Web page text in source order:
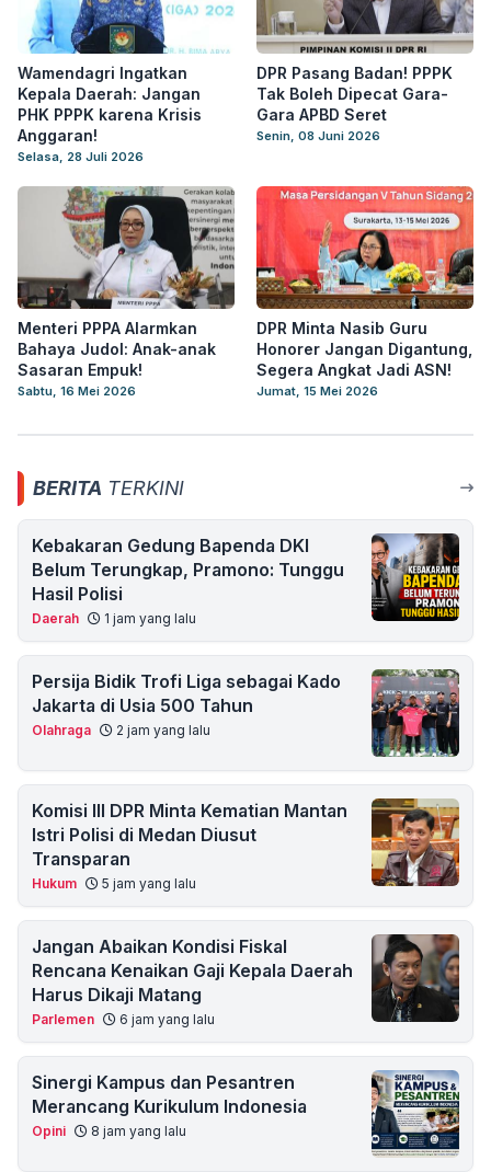
Wamendagri Ingatkan
Kepala Daerah: Jangan
PHK PPPK karena Krisis
Anggaran!
Selasa, 28 Juli 2026
DPR Pasang Badan! PPPK
Tak Boleh Dipecat Gara-
Gara APBD Seret
Senin, 08 Juni 2026
Menteri PPPA Alarmkan
Bahaya Judol: Anak-anak
Sasaran Empuk!
Sabtu, 16 Mei 2026
DPR Minta Nasib Guru
Honorer Jangan Digantung,
Segera Angkat Jadi ASN!
Jumat, 15 Mei 2026
BERITA TERKINI
Kebakaran Gedung Bapenda DKI
Belum Terungkap, Pramono: Tunggu
Hasil Polisi
Daerah 1 jam yang lalu
Persija Bidik Trofi Liga sebagai Kado
Jakarta di Usia 500 Tahun
Olahraga 2 jam yang lalu
Komisi III DPR Minta Kematian Mantan
Istri Polisi di Medan Diusut
Transparan
Hukum 5 jam yang lalu
Jangan Abaikan Kondisi Fiskal
Rencana Kenaikan Gaji Kepala Daerah
Harus Dikaji Matang
Parlemen 6 jam yang lalu
Sinergi Kampus dan Pesantren
Merancang Kurikulum Indonesia
Opini 8 jam yang lalu